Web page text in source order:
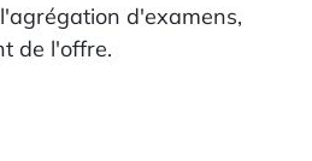
d'examens,
de l'offre.